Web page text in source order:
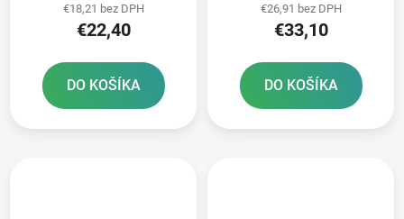
balení
€18,21 bez DPH
€22,40
DO KOŠÍKA
€26,91 bez DPH
€33,10
DO KOŠÍKA